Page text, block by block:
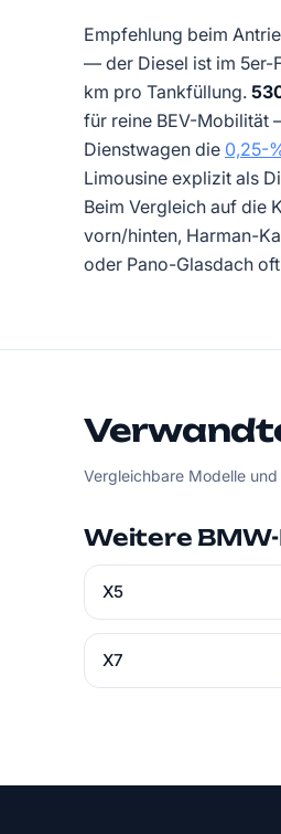
Empfehlung beim
— der Diesel ist im 5er-
km pro Tankfüllung.
für reine BEV-Mobilität
Dienstwagen die 0,25-
Limousine explizit als
Beim Vergleich auf die
vorn/hinten, Harman-
oder Pano-Glasdach
Vergleichbare Modelle
Weitere
X5
X7